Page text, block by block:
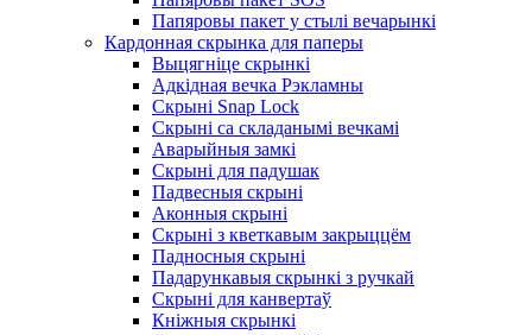
Папяровы пакет у стылі вечарынкі
Кардонная скрынка для паперы
Выцягніце скрынкі
Адкідная вечка Рэкламны
Скрыні Snap Lock
Скрыні са складанымі вечкамі
Аварыйныя замкі
Скрыні для падушак
Падвесныя скрыні
Аконныя скрыні
Скрыні з кветкавым закрыццём
Падносныя скрыні
Падарункавыя скрынкі з ручкай
Скрыні для канвертаў
Кніжныя скрынкі